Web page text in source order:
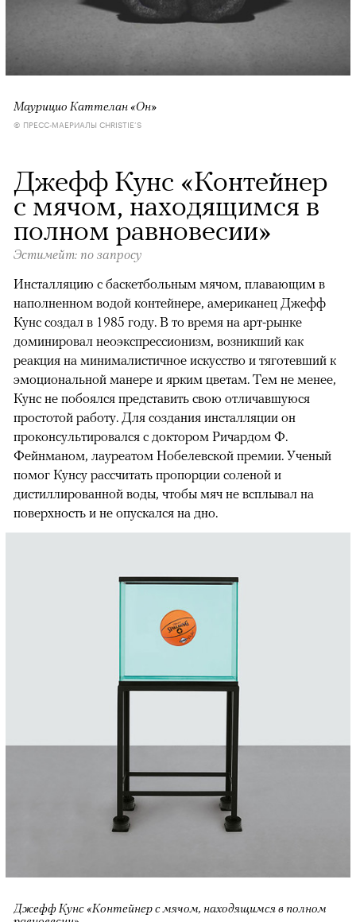
Маурицио Каттелан «Он»
© ПРЕСС-МАЕРИАЛЫ CHRISTIE’S
Джефф Кунс «Контейнер
с мячом, находящимся в
полном равновесии»
Эстимейт: по запросу
Инсталляцию с баскетбольным мячом, плавающим в
наполненном водой контейнере, американец Джефф
Кунс создал в 1985 году. В то время на арт-рынке
доминировал неоэкспрессионизм, возникший как
реакция на минималистичное искусство и тяготевший к
эмоциональной манере и ярким цветам. Тем не менее,
Кунс не побоялся представить свою отличавшуюся
простотой работу. Для создания инсталляции он
проконсультировался с доктором Ричардом Ф.
Фейнманом, лауреатом Нобелевской премии. Ученый
помог Кунсу рассчитать пропорции соленой и
дистиллированной воды, чтобы мяч не всплывал на
поверхность и не опускался на дно.
Джефф Кунс «Контейнер с мячом, находящимся в полном